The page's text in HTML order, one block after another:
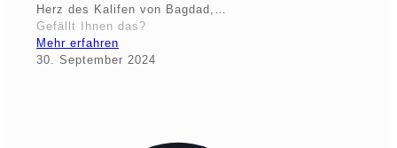
Herz des Kalifen von Bagdad,…
Gefällt Ihnen das?
Mehr erfahren
30. September 2024